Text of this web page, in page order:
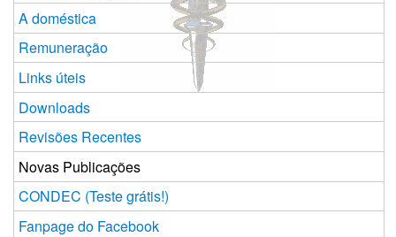
A doméstica
Remuneração
Links úteis
Downloads
Revisões Recentes
Novas Publicações
CONDEC (Teste grátis!)
Fanpage do Facebook